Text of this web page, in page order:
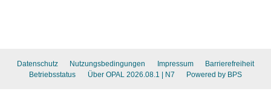
Datenschutz Nutzungsbedingungen Impressum
Barrierefreiheit
Betriebsstatus
Über OPAL 2026.08.1 | N7 Powered by BPS